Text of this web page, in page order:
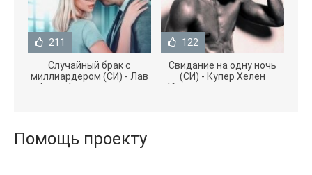
211
Случайный брак с
миллиардером (СИ) - Лав
Агата (полная версия
122
Свидание на одну ночь
(СИ) - Купер Хелен
(бесплатные серии книг
Помощь проекту